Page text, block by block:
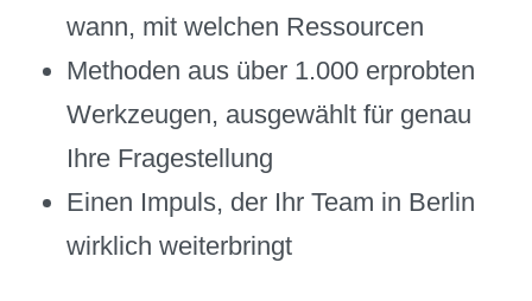
wann, mit welchen Ressourcen
Methoden aus über 1.000 erprobten
Werkzeugen, ausgewählt für genau
Ihre Fragestellung
Einen Impuls, der Ihr Team in Berlin
wirklich weiterbringt